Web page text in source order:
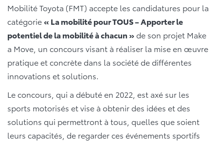
Mobilité Toyota (FMT) accepte les candidatures pour la
catégorie« La mobilité pour TOUS – Apporter le
potentiel de la mobilité à chacun »de son projet Make
a Move, un concours visant à réaliser la mise en œuvre
pratique et concrète dans la société de différentes
innovations et solutions.
Le concours, qui a débuté en 2022, est axé sur les
sports motorisés et vise à obtenir des idées et des
solutions qui permettront à tous, quelles que soient
leurs capacités, de regarder ces événements sportifs